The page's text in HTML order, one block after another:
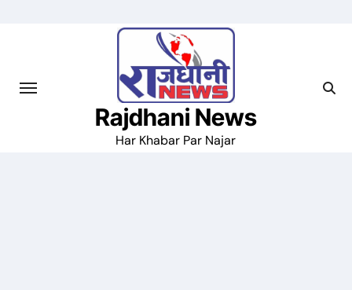
Rajdhani News
Har Khabar Par Najar